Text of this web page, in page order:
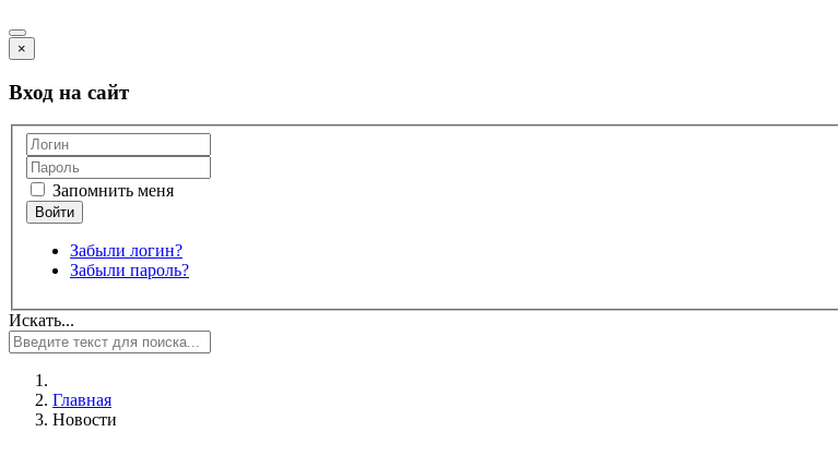
×
Вход на сайт
Запомнить меня
Забыли логин?
Забыли пароль?
Искать...
Главная
Новости